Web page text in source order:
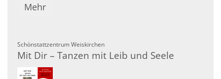
Mehr
Schönstattzentrum Weiskirchen:
Mit Dir – Tanzen mit Leib und Seele